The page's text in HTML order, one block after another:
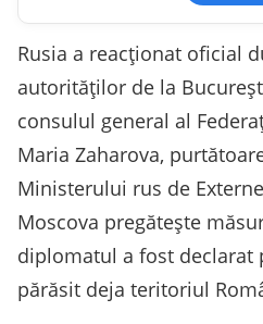
Rusia a reacționat oficial
autorităților de la
consulul general al
Maria Zaharova,
Ministerului rus de
Moscova pregătește
diplomatul a fost declarat
părăsit deja teritoriul